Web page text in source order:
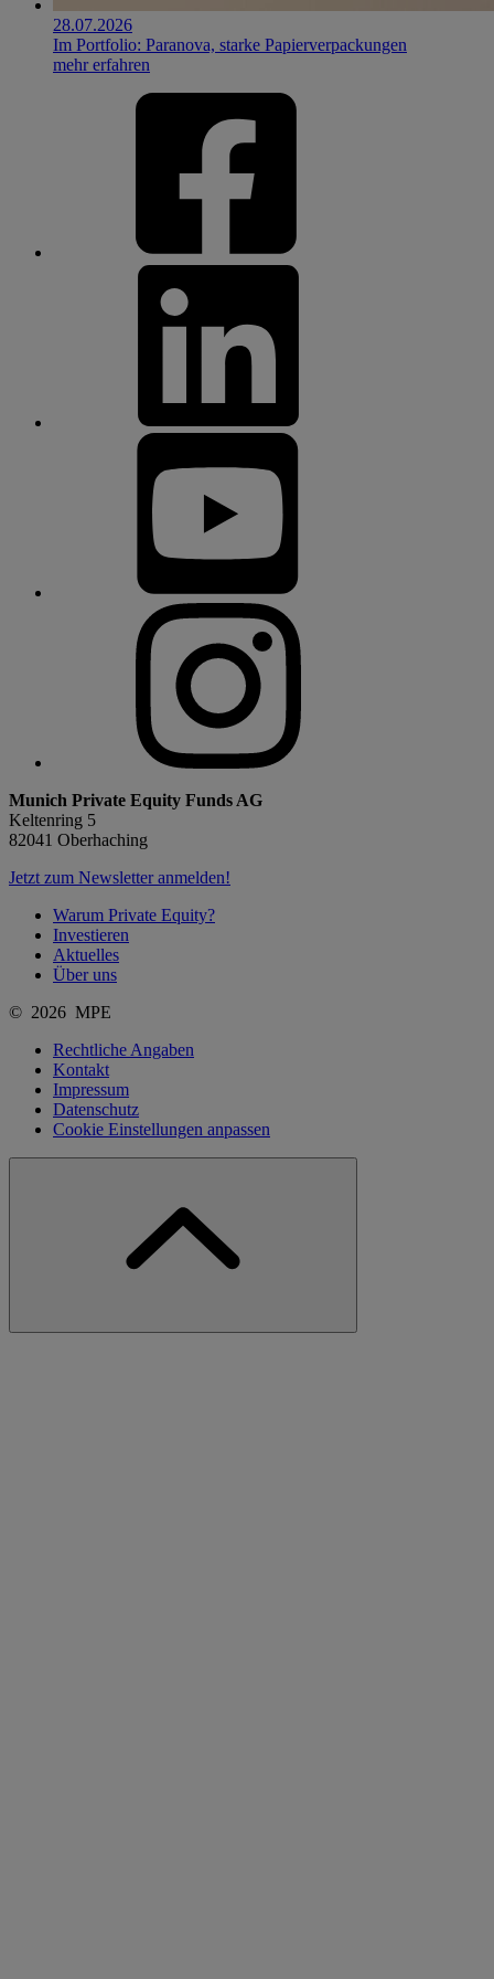
28.07.2026
Im Portfolio: Paranova, starke Papierverpackungen
mehr erfahren
Munich Private Equity Funds AG
Keltenring 5
82041 Oberhaching
Jetzt zum Newsletter anmelden!
Warum Private Equity?
Investieren
Aktuelles
Über uns
© 2026 MPE
Rechtliche Angaben
Kontakt
Impressum
Datenschutz
Cookie Einstellungen anpassen